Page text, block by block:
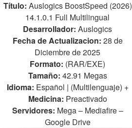
Título: Auslogics BoostSpeed (2026)
14.1.0.1 Full Multilingual
Desarrollador:Auslogics
Fecha de Actualizacion: 28 de
Diciembre de 2025
Formato: (RAR/EXE)
Tamaño: 42.91 Megas
Idioma: Español | (Multilenguaje) +
Medicina: Preactivado
Servidores: Mega – Mediafire –
Google Drive